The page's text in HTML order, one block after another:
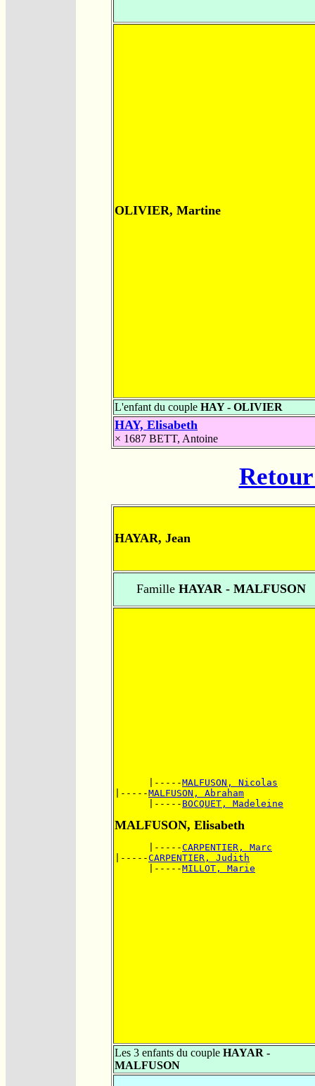
OLIVIER, Martine
L'enfant du couple HAY - OLIVIER
HAY, Elisabeth
× 1687 BETT, Antoine
HAYAR, Jean
Famille HAYAR - MALFUSON
      |-----
MALFUSON, Nicolas
|-----MALFUSON, Abraham
      |-----
BOCQUET, Madeleine
MALFUSON, Elisabeth
      |-----
CARPENTIER, Marc
|-----CARPENTIER, Judith
      |-----
MILLOT, Marie
Les 3 enfants du couple HAYAR -
MALFUSON